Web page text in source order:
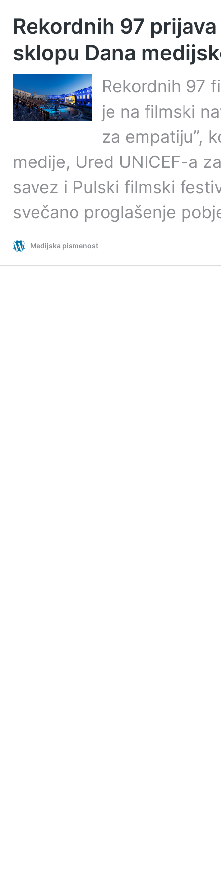
Rekordnih 97
sklopu Dana
Rekordnih 97
je na filmski
za empatiju”,
medije, Ured UNICEF-a
savez i Pulski filmski
svečano proglašenje
Medijska pismenost